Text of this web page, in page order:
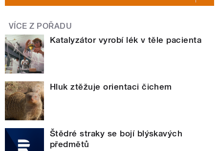
VÍCE Z POŘADU
Katalyzátor vyrobí lék v těle pacienta
Hluk ztěžuje orientaci čichem
Štědré straky se bojí blýskavých
předmětů